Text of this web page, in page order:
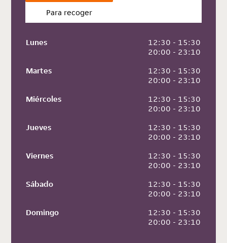
Para recoger
Lunes
12:30 - 15:30
20:00 - 23:10
Martes
12:30 - 15:30
20:00 - 23:10
Miércoles
12:30 - 15:30
20:00 - 23:10
Jueves
12:30 - 15:30
20:00 - 23:10
Viernes
12:30 - 15:30
20:00 - 23:10
Sábado
12:30 - 15:30
20:00 - 23:10
Domingo
12:30 - 15:30
20:00 - 23:10